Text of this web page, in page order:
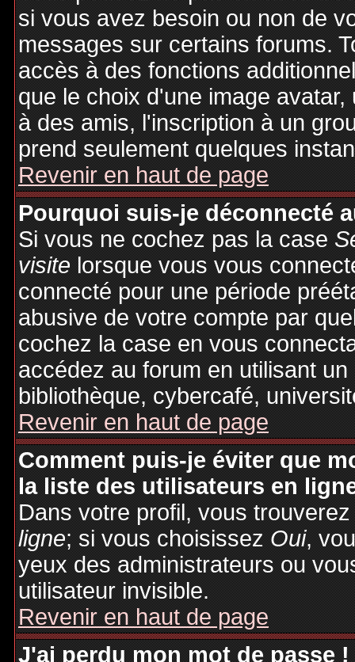
si vous avez besoin ou non de
messages sur certains forums.
accès à des fonctions
que le choix d'une image
à des amis, l'inscription à un
prend seulement quelques
Revenir en haut de page
Pourquoi suis-je déconnecté
Si vous ne cochez pas la case
visitelorsque vous vous
connecté pour une période
abusive de votre compte par
cochez la case en vous
accédez au forum en utilisant
bibliothèque, cybercafé,
Revenir en haut de page
Comment puis-je éviter que
la liste des utilisateurs en
Dans votre profil, vous
ligne; si vous choisissezOui,
yeux des administrateurs ou
utilisateur invisible.
Revenir en haut de page
J'ai perdu mon mot de passe !